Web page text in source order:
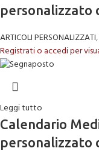
personalizzato
ARTICOLI PERSONALIZZATI,
Registrati o accedi per
Leggi tutto
Calendario
personalizzato